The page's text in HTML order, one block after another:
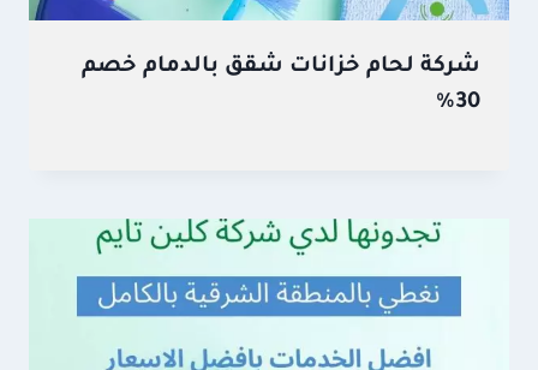
شركة لحام خزانات شقق بالدمام خصم
30%